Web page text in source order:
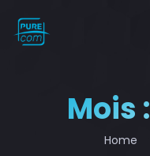
Mois :
Home